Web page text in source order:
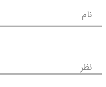
نام
نظر